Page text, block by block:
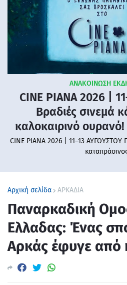
ΑΝΑΚΟΙΝΩΣΗ
CINE PIANA 2026 |
Βραδιές σινεμά
καλοκαιρινό
CINE PIANA 2026 | 11–13 ΑΥΓΟΥΣΤΟΥ
Αρχική σελίδα ΑΡΚΑΔΙΑ
Παναρκαδική
Ελλαδας: Ένας
Αρκάς έφυγε από